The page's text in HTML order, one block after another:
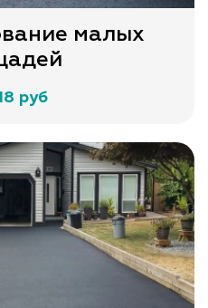
малых
руб